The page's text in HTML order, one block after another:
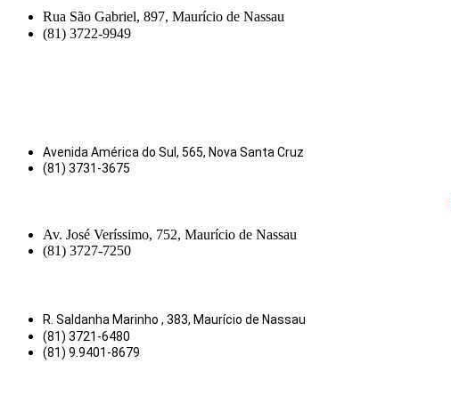
Rua São Gabriel, 897, Maurício de Nassau
(81) 3722-9949
Avenida América do Sul, 565, Nova Santa Cruz
(81) 3731-3675
Av. José Veríssimo, 752, Maurício de Nassau
(81) 3727-7250
R. Saldanha Marinho , 383, Maurício de Nassau
(81) 3721-6480
(81) 9.9401-8679